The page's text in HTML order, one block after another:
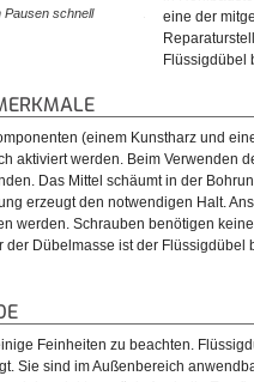
Pausen schnell
Zubehör daher:
eine der
Flüssigdübel
(einem Kunstharz und
aktiviert werden. Beim Verwenden
Das Mittel schäumt in der
erzeugt den notwendigen Halt.
werden. Schrauben benötigen
der Dübelmasse ist der
Feinheiten zu beachten.
Sie sind im Außenbereich